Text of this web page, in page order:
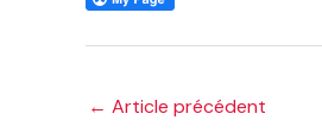
Navigation
← Article précédent